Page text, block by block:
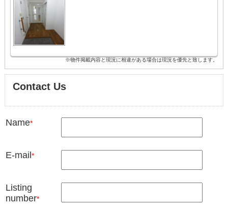
※物件掲載内容と現況に相違がある場合は現況を優先と致します。
Contact Us
Name*
E-mail *
Listing
number*